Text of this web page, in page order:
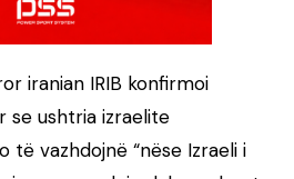
iranian IRIB konfirmoi
se ushtria izraelite
të vazhdojnë “nëse Izraeli i